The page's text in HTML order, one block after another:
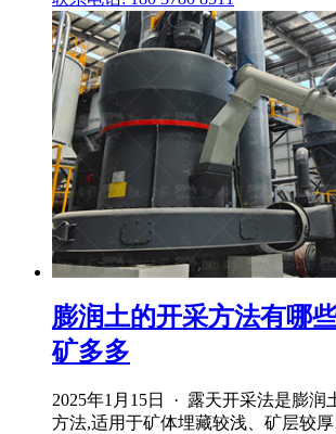
膨润土的开采方法有哪些
矿多多
2025年1月15日 · 露天开采法是膨润
方法,适用于矿体埋藏较浅、矿层较